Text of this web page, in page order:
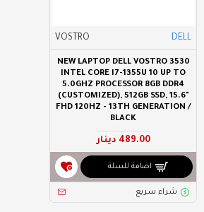
DELL
VOSTRO
NEW LAPTOP DELL VOSTRO 3530
INTEL CORE I7-1355U 10 UP TO
5.0GHZ PROCESSOR 8GB DDR4
(CUSTOMIZED), 512GB SSD, 15.6"
FHD 120HZ - 13TH GENERATION /
BLACK
489.00 دينار
اضافة للسلة
شراء سريع